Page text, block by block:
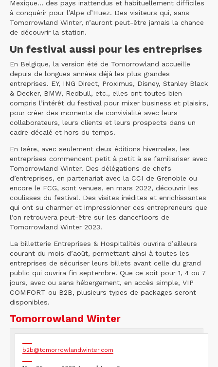
Mexique… des pays inattendus et habituellement difficiles
à conquérir pour l’Alpe d’Huez. Des visiteurs qui, sans
Tomorrowland Winter, n’auront peut-être jamais la chance
de découvrir la station.
Un festival aussi pour les entreprises
En Belgique, la version été de Tomorrowland accueille
depuis de longues années déjà les plus grandes
entreprises. EY, ING Direct, Proximus, Disney, Stanley Black
& Decker, BMW, Redbull, etc., elles ont toutes bien
compris l’intérêt du festival pour mixer business et plaisirs,
pour créer des moments de convivialité avec leurs
collaborateurs, leurs clients et leurs prospects dans un
cadre décalé et hors du temps.
En Isère, avec seulement deux éditions hivernales, les
entreprises commencent petit à petit à se familiariser avec
Tomorrowland Winter. Des délégations de chefs
d’entreprises, en partenariat avec la CCI de Grenoble ou
encore le FCG, sont venues, en mars 2022, découvrir les
coulisses du festival. Des visites inédites et enrichissantes
qui ont su charmer et impressionner ces entrepreneurs que
l’on retrouvera peut-être sur les dancefloors de
Tomorrowland Winter 2023.
La billetterie Entreprises & Hospitalités ouvrira d’ailleurs
courant du mois d’août, permettant ainsi à toutes les
entreprises de sécuriser leurs billets avant celle du grand
public qui ouvrira fin septembre. Que ce soit pour 1, 4 ou 7
jours, avec ou sans hébergement, en accès simple, VIP
COMFORT ou B2B, plusieurs types de packages seront
disponibles.
Tomorrowland Winter
b2b@tomorrowlandwinter.com